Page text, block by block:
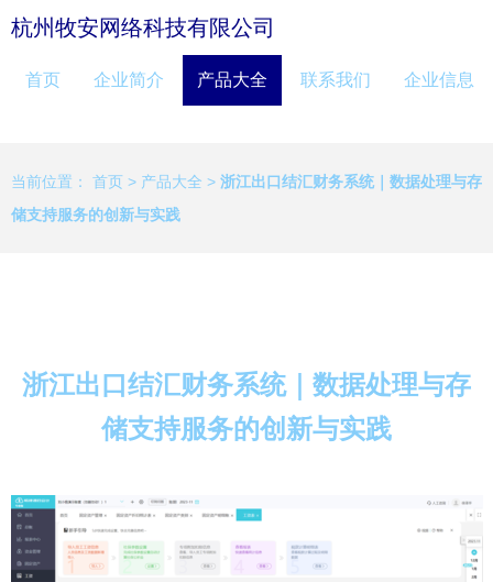
杭州牧安网络科技有限公司
首页 企业简介 产品大全 联系我们 企业信息
当前位置： 首页 > 产品大全 > 浙江出口结汇财务系统｜数据处理与存
储支持服务的创新与实践
浙江出口结汇财务系统｜数据处理与存
储支持服务的创新与实践